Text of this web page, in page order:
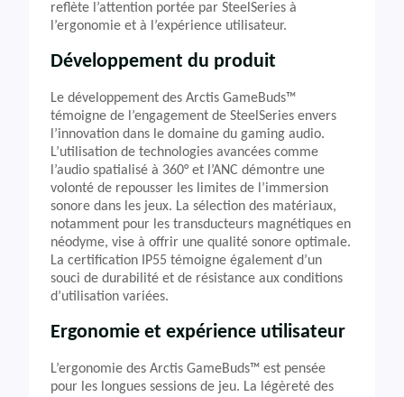
reflète l’attention portée par SteelSeries à
l’ergonomie et à l’expérience utilisateur.
Développement du produit
Le développement des Arctis GameBuds™
témoigne de l’engagement de SteelSeries envers
l’innovation dans le domaine du gaming audio.
L’utilisation de technologies avancées comme
l’audio spatialisé à 360° et l’ANC démontre une
volonté de repousser les limites de l’immersion
sonore dans les jeux. La sélection des matériaux,
notamment pour les transducteurs magnétiques en
néodyme, vise à offrir une qualité sonore optimale.
La certification IP55 témoigne également d’un
souci de durabilité et de résistance aux conditions
d’utilisation variées.
Ergonomie et expérience utilisateur
L’ergonomie des Arctis GameBuds™ est pensée
pour les longues sessions de jeu. La légèreté des